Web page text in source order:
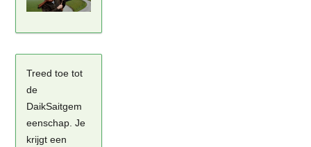
Treed toe tot
de
DaikSaitgem
eenschap. Je
krijgt een